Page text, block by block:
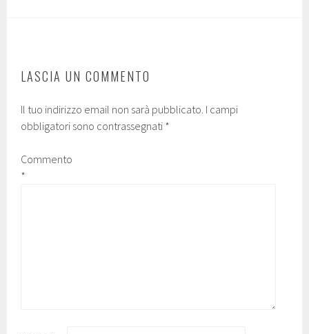
LASCIA UN COMMENTO
Il tuo indirizzo email non sarà pubblicato. I campi
obbligatori sono contrassegnati *
Commento
*